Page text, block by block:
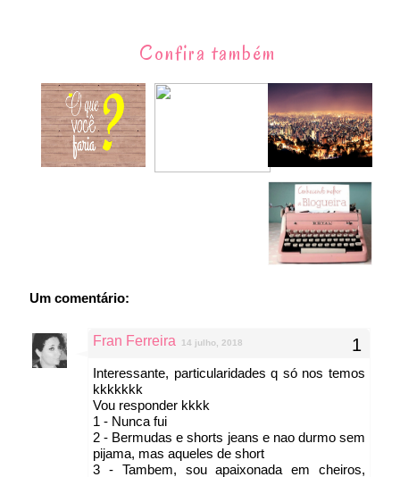
Confira também
Um comentário:
Fran Ferreira 14 julho, 2018
Interessante, particularidades q só nos temos
kkkkkkk
Vou responder kkkk
1 - Nunca fui
2 - Bermudas e shorts jeans e nao durmo sem
pijama, mas aqueles de short
3 - Tambem, sou apaixonada em cheiros,